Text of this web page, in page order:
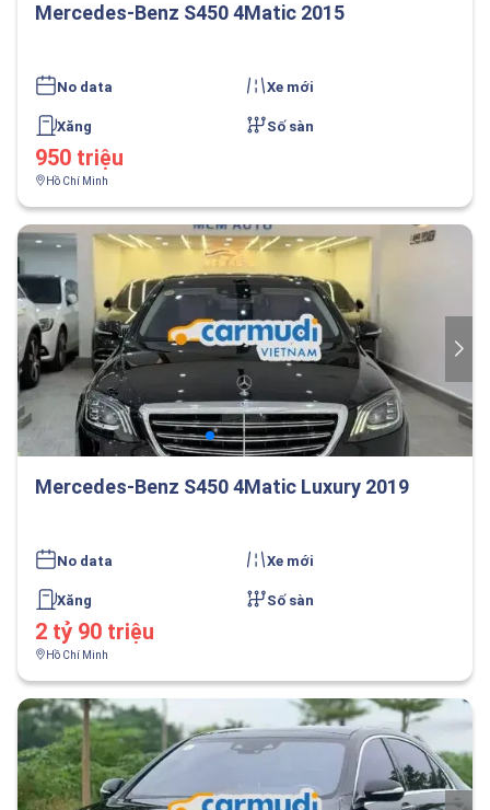
Mercedes-Benz S450 4Matic 2015
No data Xe mới
Xăng Số sàn
950 triệu
Hồ Chí Minh
Mercedes-Benz S450 4Matic Luxury 2019
No data Xe mới
Xăng Số sàn
2 tỷ 90 triệu
Hồ Chí Minh